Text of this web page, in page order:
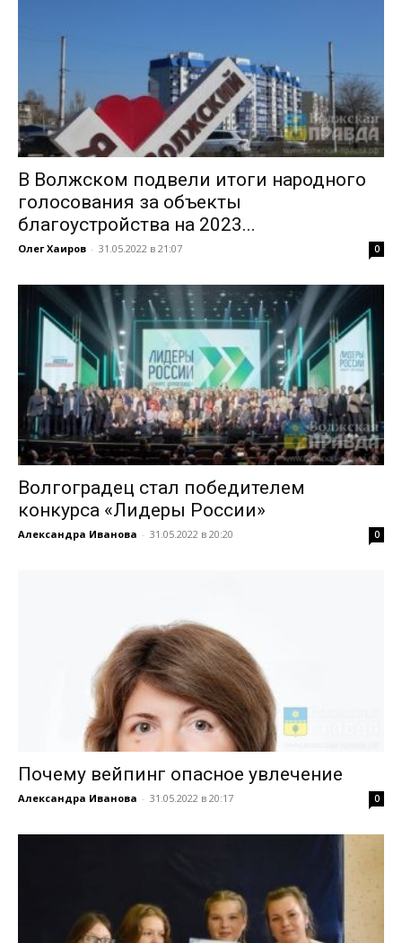
В Волжском подвели итоги народного
голосования за объекты
благоустройства на 2023...
Олег Хаиров - 31.05.2022 в 21:07 0
Волгоградец стал победителем
конкурса «Лидеры России»
Александра Иванова - 31.05.2022 в 20:20 0
Почему вейпинг опасное увлечение
Александра Иванова - 31.05.2022 в 20:17 0